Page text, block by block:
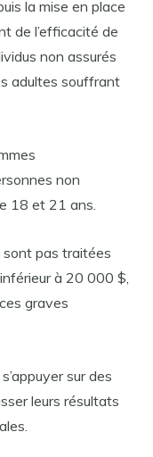
la mise en place
de l’efficacité de
non assurés
adultes souffrant
non
18 et 21 ans.
sont pas traitées
à 20 000 $,
graves
sur des
leurs résultats